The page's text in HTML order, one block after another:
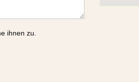
ihnen zu.